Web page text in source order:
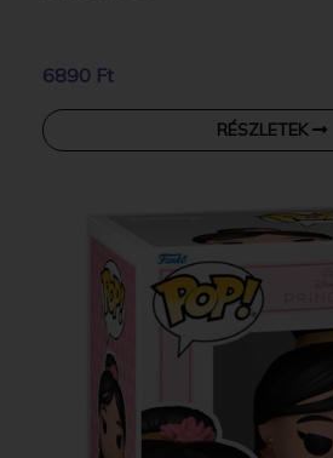
6890 Ft
RÉSZLETEK